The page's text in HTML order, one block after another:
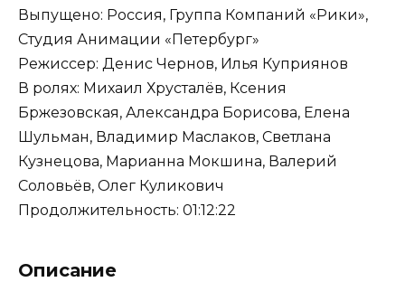
Выпущено: Россия, Группа Компаний «Рики»,
Студия Анимации «Петербург»
Режиссер: Денис Чернов, Илья Куприянов
В ролях: Михаил Хрусталёв, Ксения
Бржезовская, Александра Борисова, Елена
Шульман, Владимир Маслаков, Светлана
Кузнецова, Марианна Мокшина, Валерий
Соловьёв, Олег Куликович
Продолжительность: 01:12:22
Описание